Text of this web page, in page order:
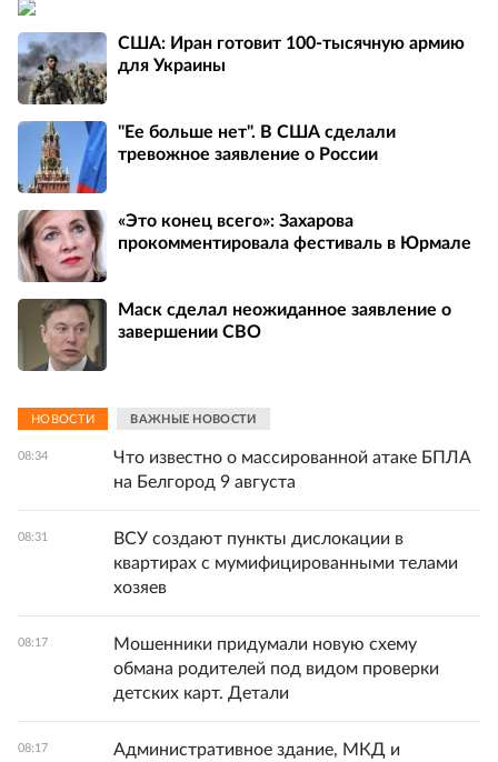
США: Иран готовит 100-тысячную армию
для Украины
"Ее больше нет". В США сделали
тревожное заявление о России
«Это конец всего»: Захарова
прокомментировала фестиваль в Юрмале
Маск сделал неожиданное заявление о
завершении СВО
НОВОСТИ ВАЖНЫЕ НОВОСТИ
08:34
Что известно о массированной атаке БПЛА
на Белгород 9 августа
08:31
ВСУ создают пункты дислокации в
квартирах с мумифицированными телами
хозяев
08:17
Мошенники придумали новую схему
обмана родителей под видом проверки
детских карт. Детали
08:17
Административное здание, МКД и